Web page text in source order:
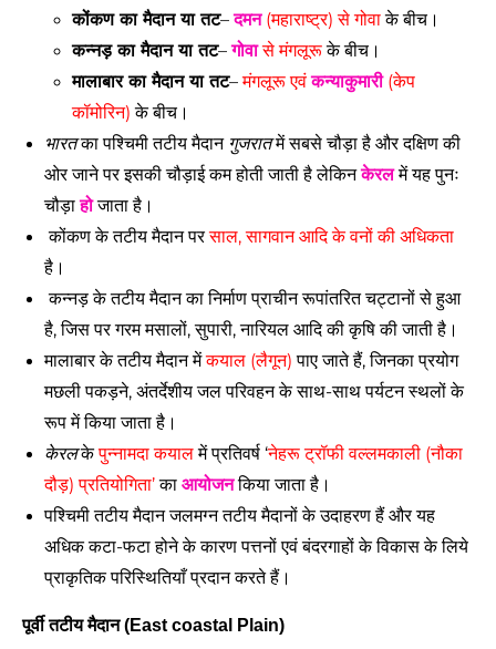
कोंकण का मैदान या तट– दमन (महाराष्ट्र) से गोवा के बीच।
कन्नड़ का मैदान या तट– गोवा से मंगलूरू के बीच।
मालाबार का मैदान या तट– मंगलूरू एवं कन्याकुमारी (केप
कॉमोरिन) के बीच।
भारत का पश्चिमी तटीय मैदान गुजरात में सबसे चौड़ा है और दक्षिण की
ओर जाने पर इसकी चौड़ाई कम होती जाती है लेकिन केरल में यह पुनः
चौड़ा हो जाता है।
कोंकण के तटीय मैदान पर साल, सागवान आदि के वनों की अधिकता
है।
कन्नड़ के तटीय मैदान का निर्माण प्राचीन रूपांतरित चट्टानों से हुआ
है, जिस पर गरम मसालों, सुपारी, नारियल आदि की कृषि की जाती है।
मालाबार के तटीय मैदान में कयाल (लैगून) पाए जाते हैं, जिनका प्रयोग
मछली पकड़ने, अंतर्देशीय जल परिवहन के साथ-साथ पर्यटन स्थलों के
रूप में किया जाता है।
केरल के पुन्नामदा कयाल में प्रतिवर्ष ‘नेहरू ट्रॉफी वल्लमकाली (नौका
दौड़) प्रतियोगिता’ का आयोजन किया जाता है।
पश्चिमी तटीय मैदान जलमग्न तटीय मैदानों के उदाहरण हैं और यह
अधिक कटा-फटा होने के कारण पत्तनों एवं बंदरगाहों के विकास के लिये
प्राकृतिक परिस्थितियाँ प्रदान करते हैं।
पूर्वी तटीय मैदान (East coastal Plain)